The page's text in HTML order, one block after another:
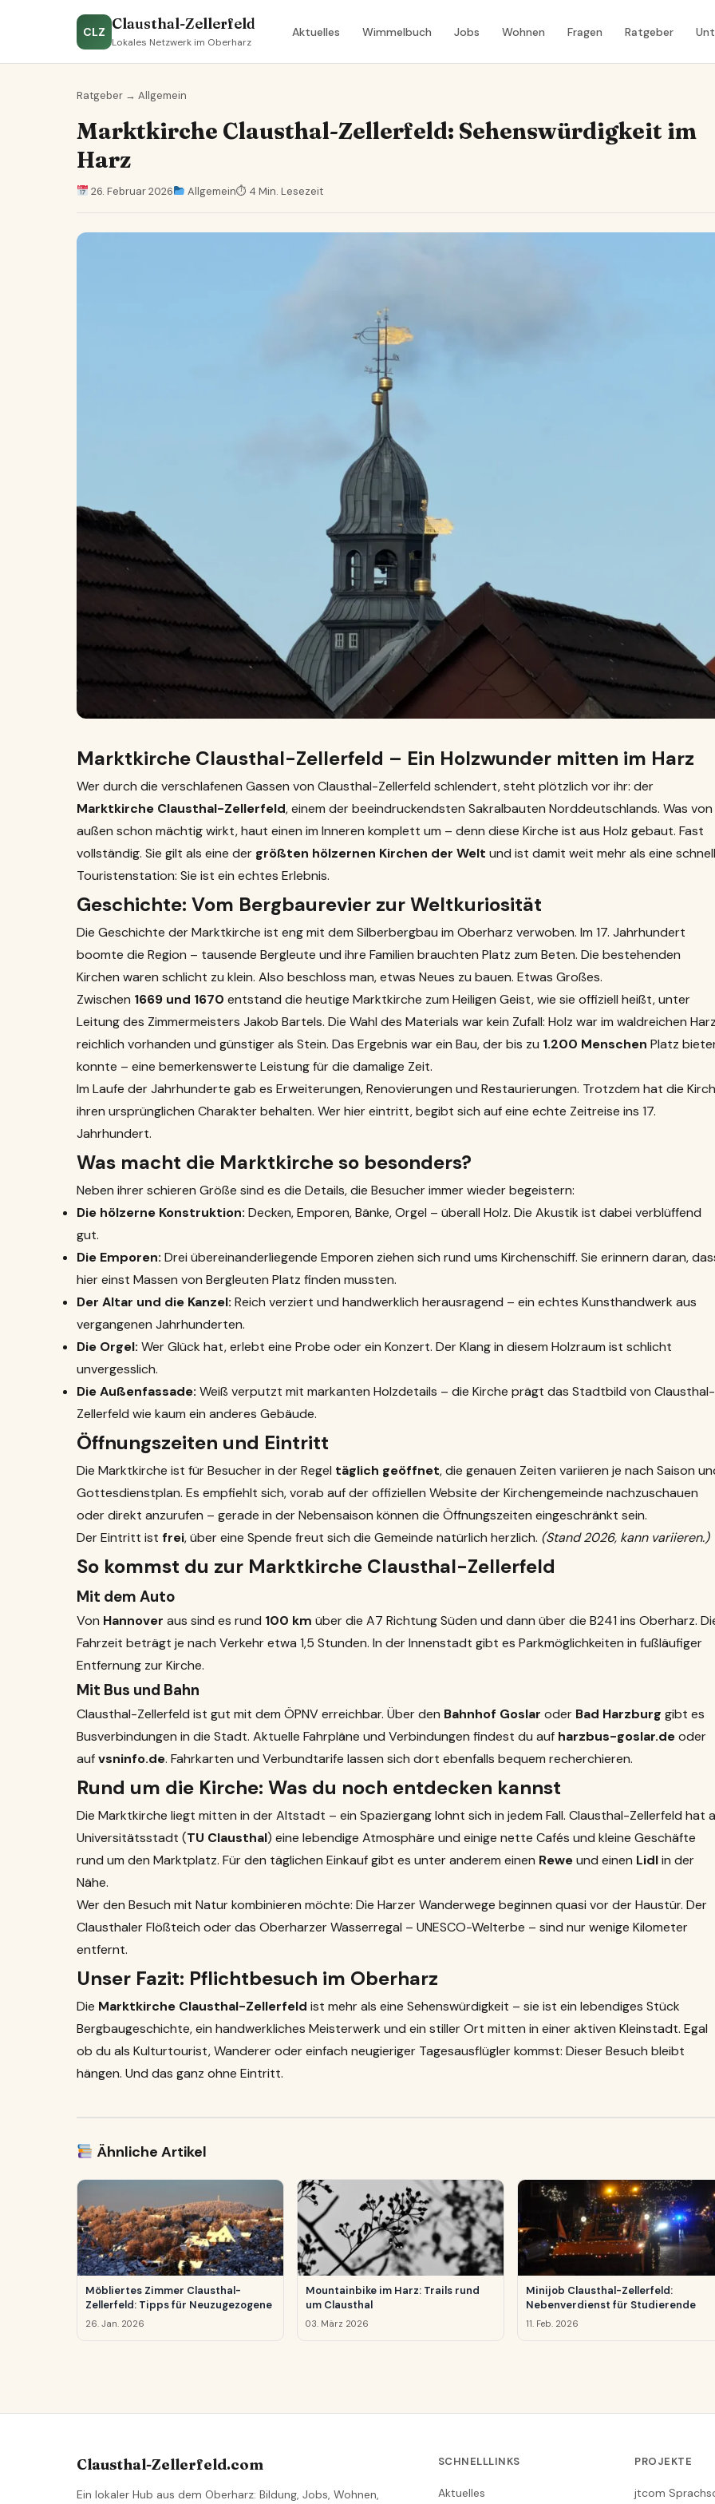
CLZ Clausthal-Zellerfeld
Lokales Netzwerk im Oberharz
Aktuelles Wimmelbuch Jobs Wohnen Fragen Ratgeber
Ratgeber → Allgemein
Marktkirche Clausthal-Zellerfeld: Sehenswürdigkeit im
Harz
26. Februar 2026 Allgemein⏱ 4 Min. Lesezeit
Marktkirche Clausthal-Zellerfeld – Ein Holzwunder mitten im Harz
Wer durch die verschlafenen Gassen von Clausthal-Zellerfeld schlendert, steht plötzlich vor ihr: der
Marktkirche Clausthal-Zellerfeld, einem der beeindruckendsten Sakralbauten Norddeutschlands. Was von
außen schon mächtig wirkt, haut einen im Inneren komplett um – denn diese Kirche ist aus Holz gebaut. Fast
vollständig. Sie gilt als eine der größten hölzernen Kirchen der Welt und ist damit weit mehr als eine
Touristenstation: Sie ist ein echtes Erlebnis.
Geschichte: Vom Bergbaurevier zur Weltkuriosität
Die Geschichte der Marktkirche ist eng mit dem Silberbergbau im Oberharz verwoben. Im 17. Jahrhundert
boomte die Region – tausende Bergleute und ihre Familien brauchten Platz zum Beten. Die bestehenden
Kirchen waren schlicht zu klein. Also beschloss man, etwas Neues zu bauen. Etwas Großes.
Zwischen 1669 und 1670 entstand die heutige Marktkirche zum Heiligen Geist, wie sie offiziell heißt, unter
Leitung des Zimmermeisters Jakob Bartels. Die Wahl des Materials war kein Zufall: Holz war im waldreichen
reichlich vorhanden und günstiger als Stein. Das Ergebnis war ein Bau, der bis zu 1.200 Menschen Platz
konnte – eine bemerkenswerte Leistung für die damalige Zeit.
Im Laufe der Jahrhunderte gab es Erweiterungen, Renovierungen und Restaurierungen. Trotzdem hat die
ihren ursprünglichen Charakter behalten. Wer hier eintritt, begibt sich auf eine echte Zeitreise ins 17.
Jahrhundert.
Was macht die Marktkirche so besonders?
Neben ihrer schieren Größe sind es die Details, die Besucher immer wieder begeistern:
Die hölzerne Konstruktion: Decken, Emporen, Bänke, Orgel – überall Holz. Die Akustik ist dabei verblüffend
gut.
Die Emporen: Drei übereinanderliegende Emporen ziehen sich rund ums Kirchenschiff. Sie erinnern daran,
hier einst Massen von Bergleuten Platz finden mussten.
Der Altar und die Kanzel: Reich verziert und handwerklich herausragend – ein echtes Kunsthandwerk aus
vergangenen Jahrhunderten.
Die Orgel: Wer Glück hat, erlebt eine Probe oder ein Konzert. Der Klang in diesem Holzraum ist schlicht
unvergesslich.
Die Außenfassade: Weiß verputzt mit markanten Holzdetails – die Kirche prägt das Stadtbild von Clausthal-
Zellerfeld wie kaum ein anderes Gebäude.
Öffnungszeiten und Eintritt
Die Marktkirche ist für Besucher in der Regel täglich geöffnet, die genauen Zeiten variieren je nach Saison
Gottesdienstplan. Es empfiehlt sich, vorab auf der offiziellen Website der Kirchengemeinde nachzuschauen
oder direkt anzurufen – gerade in der Nebensaison können die Öffnungszeiten eingeschränkt sein.
Der Eintritt ist frei, über eine Spende freut sich die Gemeinde natürlich herzlich. (Stand 2026, kann variieren.)
So kommst du zur Marktkirche Clausthal-Zellerfeld
Mit dem Auto
Von Hannover aus sind es rund 100 km über die A7 Richtung Süden und dann über die B241 ins Oberharz.
Fahrzeit beträgt je nach Verkehr etwa 1,5 Stunden. In der Innenstadt gibt es Parkmöglichkeiten in fußläufiger
Entfernung zur Kirche.
Mit Bus und Bahn
Clausthal-Zellerfeld ist gut mit dem ÖPNV erreichbar. Über den Bahnhof Goslar oder Bad Harzburg gibt es
Busverbindungen in die Stadt. Aktuelle Fahrpläne und Verbindungen findest du auf harzbus-goslar.deoder
aufvsninfo.de. Fahrkarten und Verbundtarife lassen sich dort ebenfalls bequem recherchieren.
Rund um die Kirche: Was du noch entdecken kannst
Die Marktkirche liegt mitten in der Altstadt – ein Spaziergang lohnt sich in jedem Fall. Clausthal-Zellerfeld hat
Universitätsstadt (TU Clausthal) eine lebendige Atmosphäre und einige nette Cafés und kleine Geschäfte
rund um den Marktplatz. Für den täglichen Einkauf gibt es unter anderem einen Reweund einen Lidlin der
Nähe.
Wer den Besuch mit Natur kombinieren möchte: Die Harzer Wanderwege beginnen quasi vor der Haustür. Der
Clausthaler Flößteich oder das Oberharzer Wasserregal – UNESCO-Welterbe – sind nur wenige Kilometer
entfernt.
Unser Fazit: Pflichtbesuch im Oberharz
Die Marktkirche Clausthal-Zellerfeld ist mehr als eine Sehenswürdigkeit – sie ist ein lebendiges Stück
Bergbaugeschichte, ein handwerkliches Meisterwerk und ein stiller Ort mitten in einer aktiven Kleinstadt. Egal
ob du als Kulturtourist, Wanderer oder einfach neugieriger Tagesausflügler kommst: Dieser Besuch bleibt
hängen. Und das ganz ohne Eintritt.
Ähnliche Artikel
Möbliertes Zimmer Clausthal-
Zellerfeld: Tipps für Neuzugezogene
26. Jan. 2026
Mountainbike im Harz: Trails rund
um Clausthal
03. März 2026
Minijob Clausthal-Zellerfeld:
Nebenverdienst für Studierende
11. Feb. 2026
Clausthal-Zellerfeld.com
Ein lokaler Hub aus dem Oberharz: Bildung, Jobs, Wohnen,
SCHNELLLINKS
Aktuelles
PROJEKTE
jtcom